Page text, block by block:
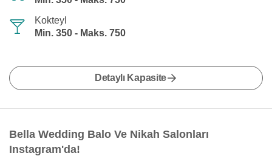
Kokteyl
Min. 350 - Maks. 750
Detaylı Kapasite
Bella Wedding Balo Ve Nikah Salonları
Instagram'da!